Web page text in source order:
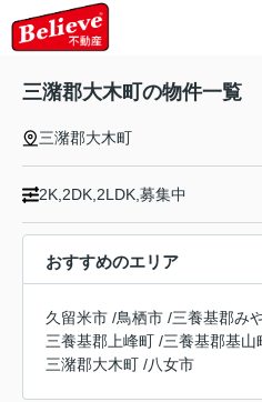
三潴郡大木町の物件一覧
三潴郡大木町
2K,2DK,2LDK,募集中
おすすめのエリア
久留米市 /鳥栖市 /三養基郡み
三養基郡上峰町 /三養基郡基山
三潴郡大木町 /八女市